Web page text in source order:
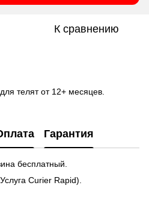
К сравнению
телят от 12+ месяцев.
Гарантия
бесплатный.
Curier Rapid).